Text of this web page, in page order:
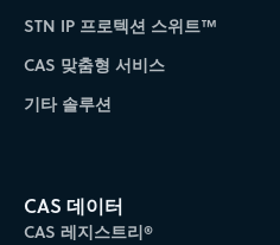
STN IP 프로텍션 스위트™
CAS 맞춤형 서비스
기타 솔루션
CAS 데이터
CAS 레지스트리®